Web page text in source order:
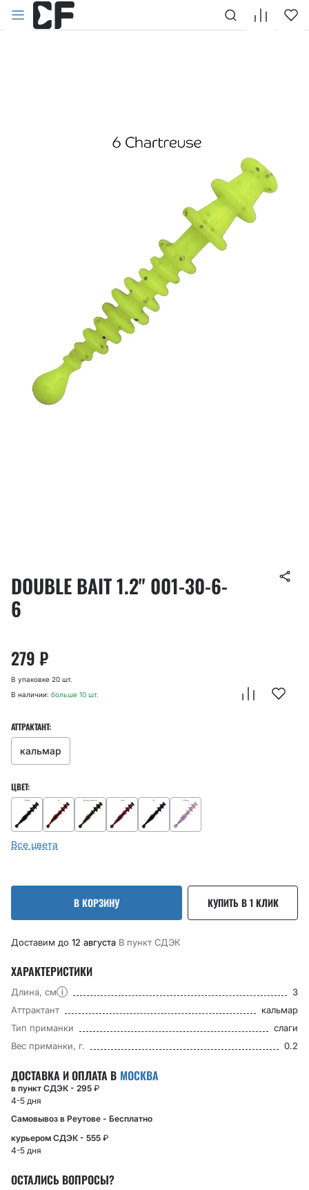
DOUBLE BAIT 1.2" 001-30-6-
6
279₽
В упаковке 20 шт.
В наличии: больше 10 шт.
АТТРАКТАНТ:
кальмар
ЦВЕТ:
Все цвета
В КОРЗИНУ КУПИТЬ В 1 КЛИК
Доставим до 12 августа В пункт CДЭК
ХАРАКТЕРИСТИКИ
Длина, см i
3
Аттрактант
кальмар
Тип приманки
слаги
Вес приманки, г.
0.2
ДОСТАВКА И ОПЛАТА В МОСКВА
в пункт СДЭК - 295 ₽
4-5 дня
Самовывоз в Реутове - Бесплатно
курьером СДЭК - 555 ₽
4-5 дня
ОСТАЛИСЬ ВОПРОСЫ?
НАЗАД